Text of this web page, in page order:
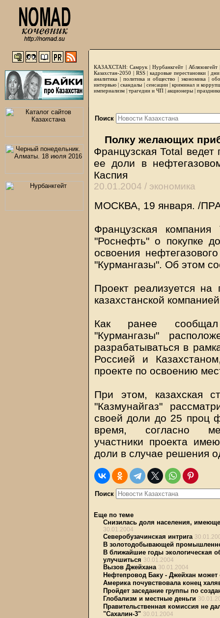
КАЗАХСТАН: Самрук |Нурбанкгейт | Аблязовгейт
Казахстан-2050 | RSS|кадровые перестановки|
аналитика | политика и общество | экономика |
интервью |скандалы | сенсации|криминал и
империализм | трагедии и ЧП | акционеры |
Поиск
Полку желающих
Французская Total
ее доли в
Каспия
20.01.2004 / экономика
МОСКВА, 19 января. /
Французская
"Роснефть" о покупке
освоения
"Курмангазы". Об этом
Проект реализуется
казахстанской
Как ранее
"Курмангазы"
разрабатываться в
Россией и
проекте по освоению
При этом, казахская
"Казмунайгаз"
своей доли до 25 проц
время, согласно
участники проекта
доли в случае решения
Поиск
Еще по теме
Снизилась доля населения,
30.01.2004
Северобузачинская интрига
В золотодобывающей
В ближайшие годы экологическая
улучшиться 30.01.2004
Вызов Джейхана 30.01.2004
Нефтепровод Баку - Джейхан
Америка почувствовала конец
Пройдет заседание группы по
Глобализм и местные деньги
Правительственная комиссия не
"Сахалин-3" 30.01.2004